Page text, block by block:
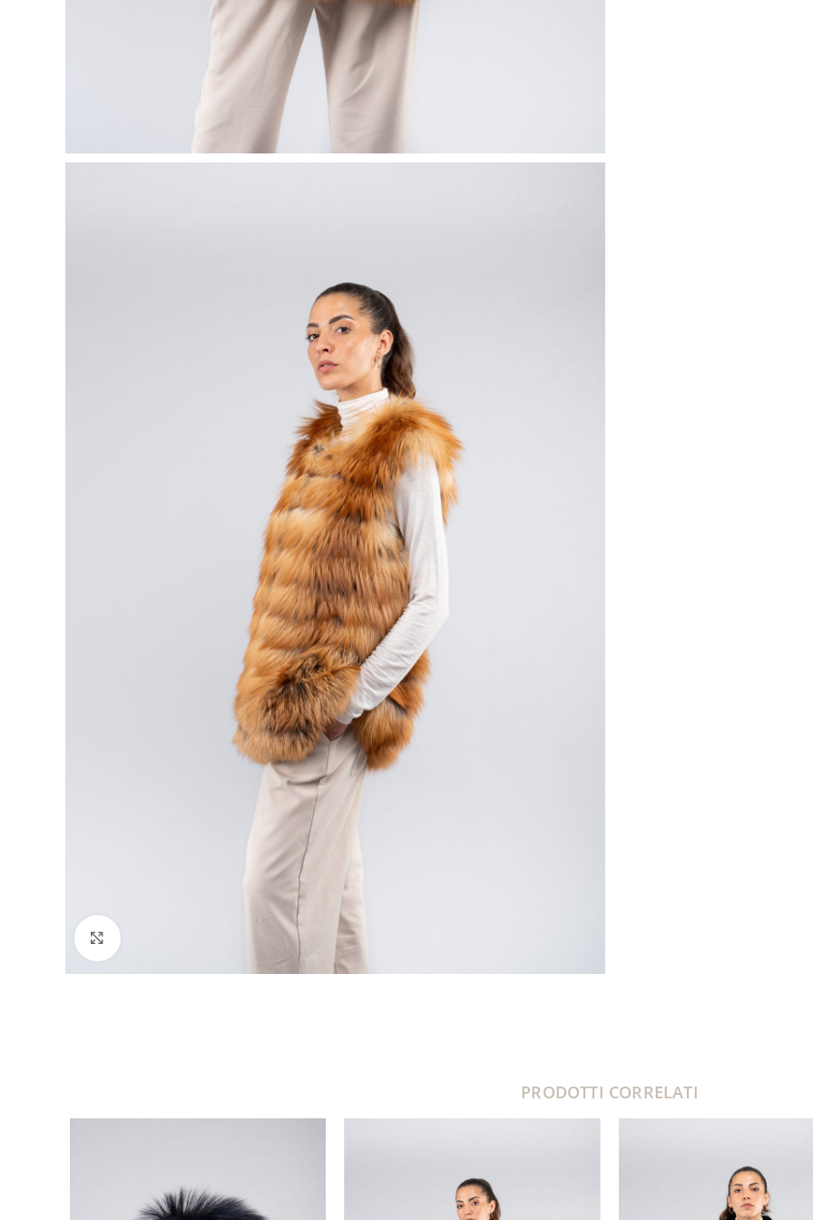
Click to enlarge
PRODOTTI CORRELATI